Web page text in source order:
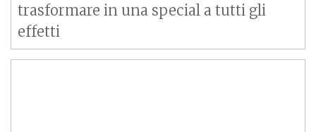
trasformare in una special a tutti gli
effetti